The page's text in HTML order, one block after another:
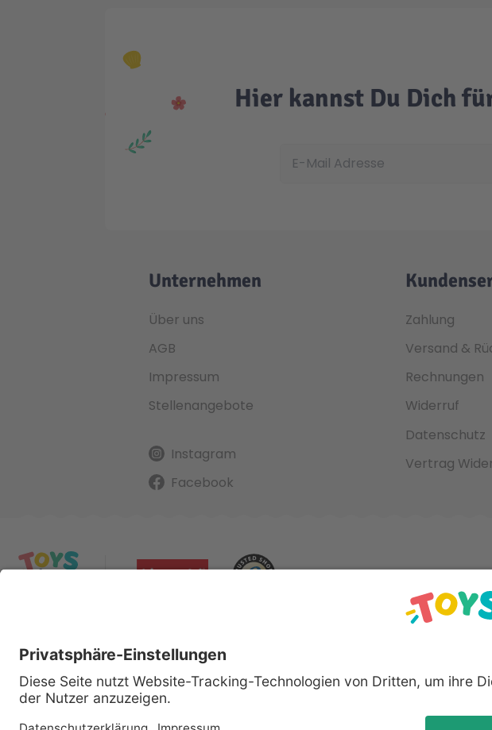
Hier kannst Du Dich
Unternehmen
Über uns
AGB
Impressum
Stellenangebote
Instagram
Facebook
Zahlung
Versand &
Rechnungen
Widerruf
Datenschutz
Vertrag
Alle genannten Produkte und